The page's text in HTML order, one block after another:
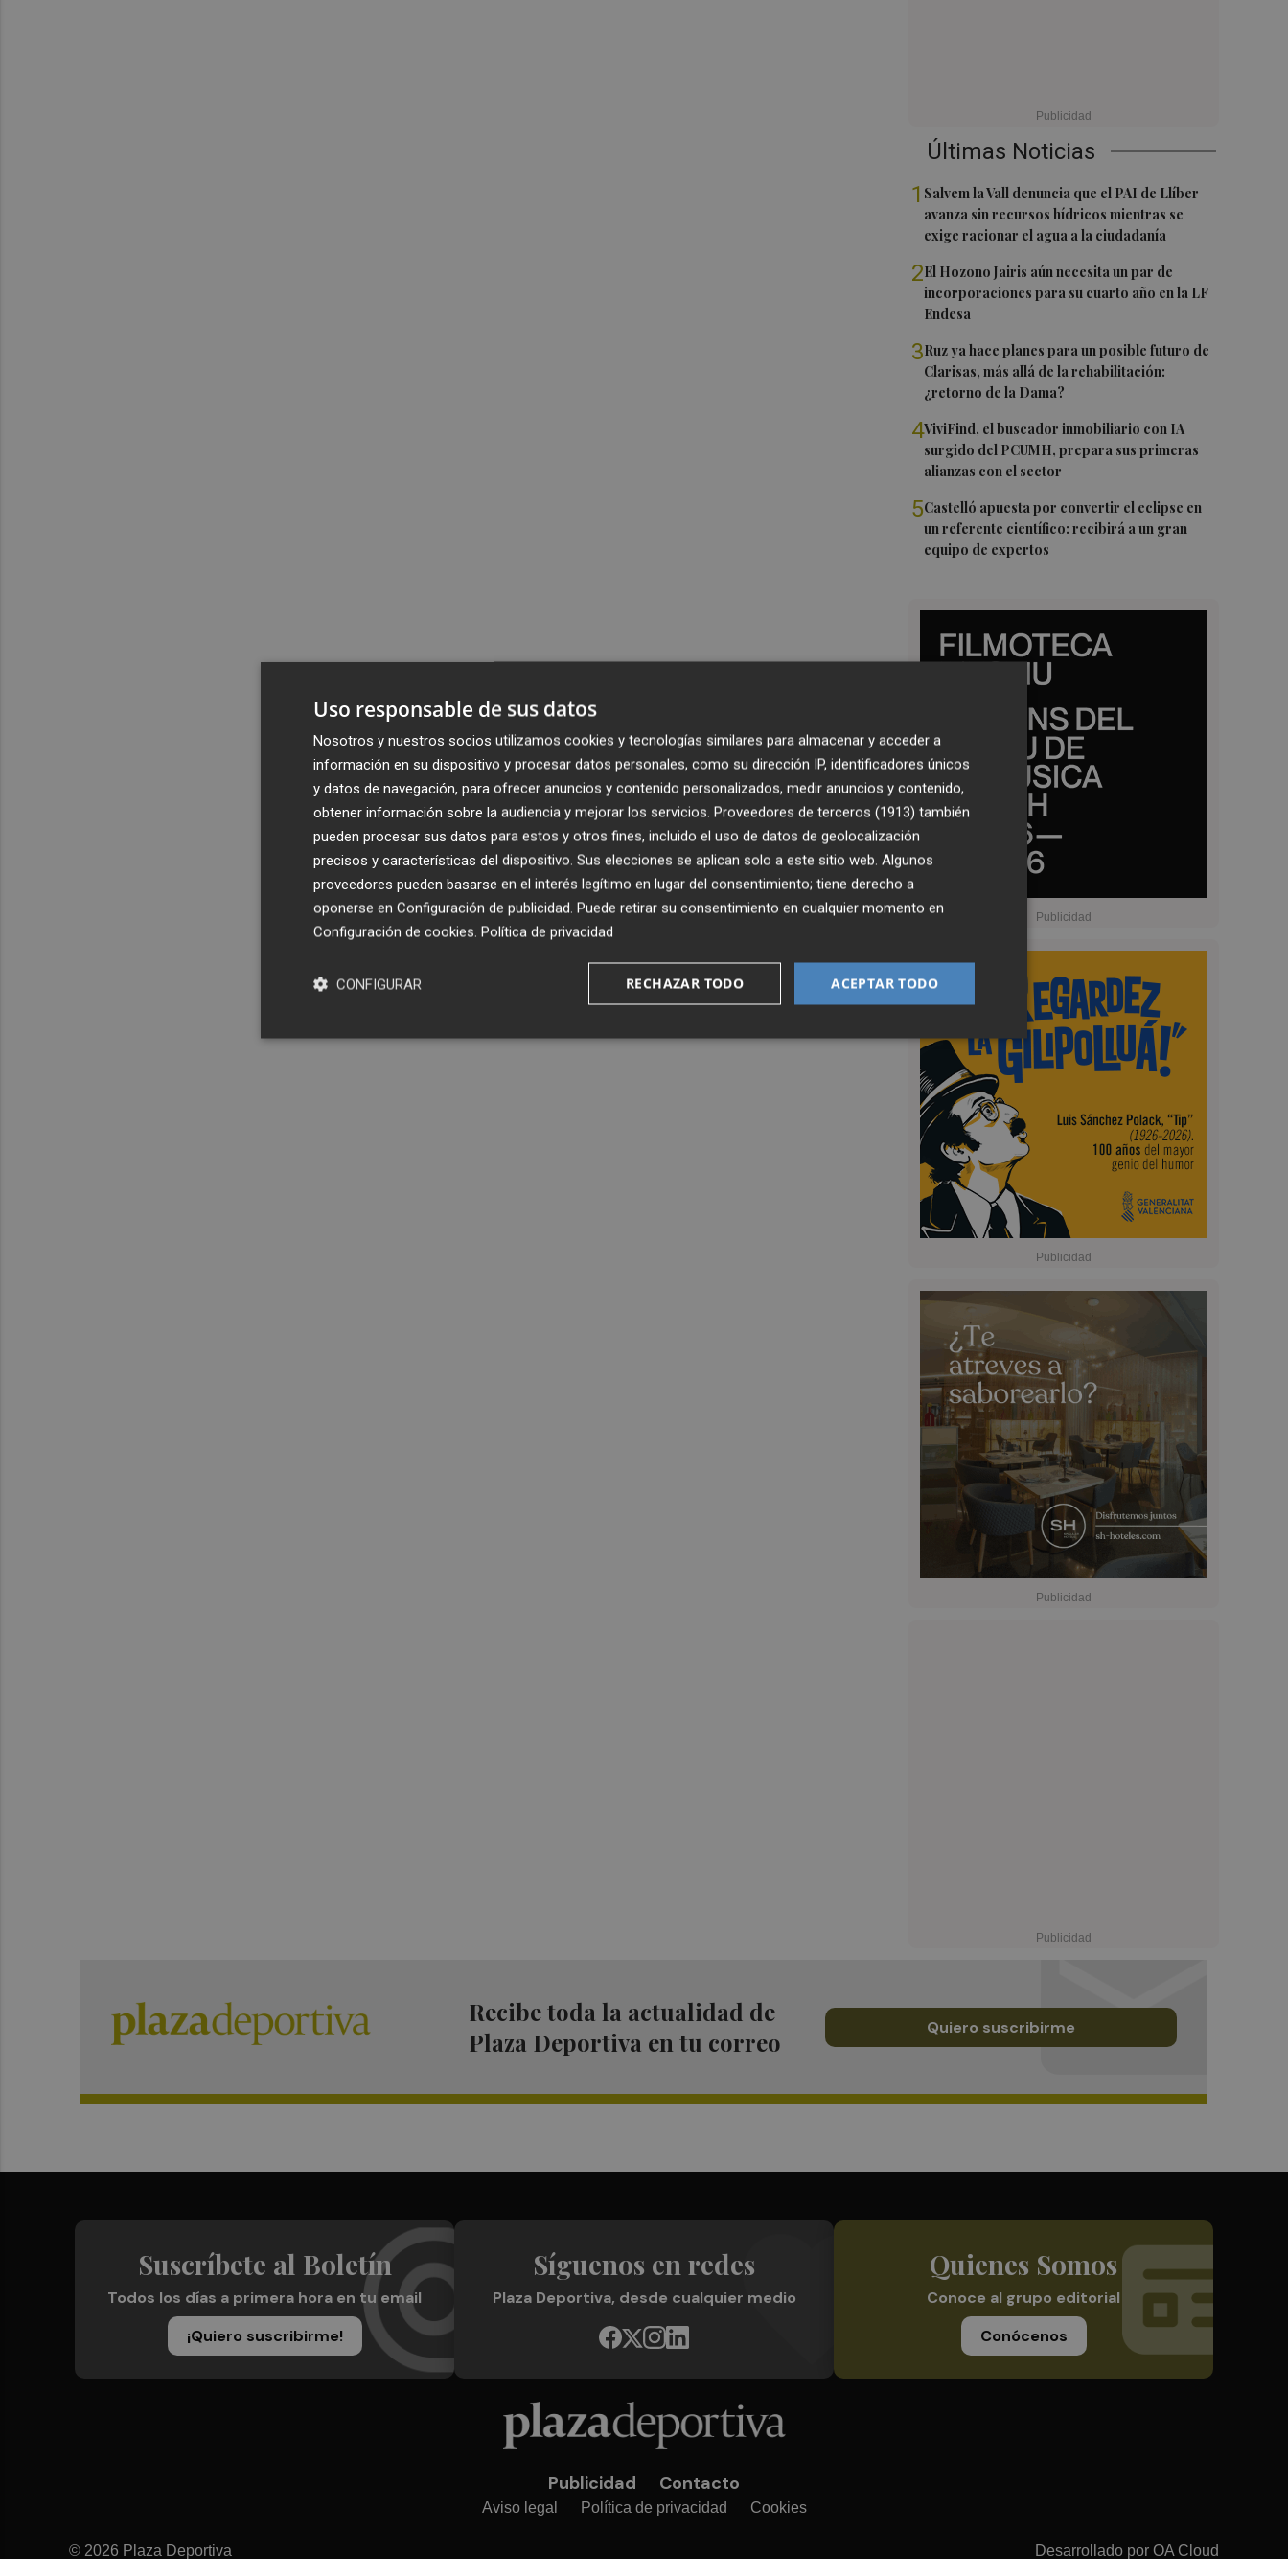
Últimas Noticias
1 Salvem la Vall denuncia que el PAI de Llíber
avanza sin recursos hídricos mientras se
exige racionar el agua a la ciudadanía
2El Hozono Jairis aún necesita un par de
incorporaciones para su cuarto año en la LF
Endesa
3Ruz ya hace planes para un posible futuro de
Clarisas, más allá de la rehabilitación:
¿retorno de la Dama?
4ViviFind, el buscador inmobiliario con IA
surgido del PCUMH, prepara sus primeras
alianzas con el sector
5Castelló apuesta por convertir el eclipse en
un referente científico: recibirá a un gran
equipo de expertos
Recibe toda la actualidad de
Plaza Deportiva en tu correo
Quiero suscribirme
Suscríbete al Boletín
Todos los días a primera hora en tu email
¡Quiero suscribirme!
Síguenos en redes
Plaza Deportiva, desde cualquier medio
Quienes Somos
Conoce al grupo editorial
Conócenos
Publicidad Contacto
Aviso legal Política de privacidad Cookies
© 2026 Plaza Deportiva Desarrollado por OA Cloud
Uso responsable de sus datos
Nosotros y nuestros socios utilizamos cookies y tecnologías similares para almacenar y acceder a
información en su dispositivo y procesar datos personales, como su dirección IP, identificadores únicos
y datos de navegación, para ofrecer anuncios y contenido personalizados, medir anuncios y contenido,
obtener información sobre la audiencia y mejorar los servicios. Proveedores de terceros (1913) también
pueden procesar sus datos para estos y otros fines, incluido el uso de datos de geolocalización
precisos y características del dispositivo. Sus elecciones se aplican solo a este sitio web. Algunos
proveedores pueden basarse en el interés legítimo en lugar del consentimiento; tiene derecho a
oponerse en Configuración de publicidad. Puede retirar su consentimiento en cualquier momento en
Configuración de cookies. Política de privacidad
ACEPTAR TODO
RECHAZAR TODO
CONFIGURAR